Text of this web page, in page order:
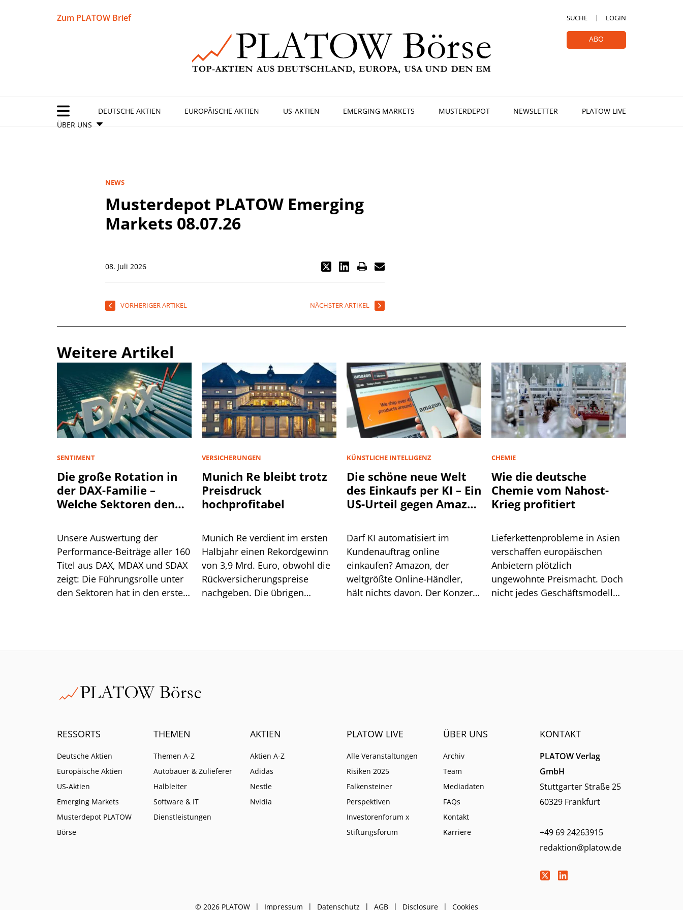
Zum PLATOW Brief SUCHE LOGIN
ABO
DEUTSCHE AKTIEN EUROPÄISCHE AKTIEN US-AKTIEN EMERGING MARKETS MUSTERDEPOT NEWSLETTER
PLATOW LIVE
ÜBER UNS
NEWS
Musterdepot PLATOW Emerging
Markets 08.07.26
08. Juli 2026
VORHERIGER ARTIKEL NÄCHSTER ARTIKEL
Weitere Artikel
SENTIMENT
Die große Rotation in
der DAX-Familie –
Welche Sektoren den
Unsere Auswertung der
Performance-Beiträge aller 160
Titel aus DAX, MDAX und SDAX
zeigt: Die Führungsrolle unter
den Sektoren hat in den ersten
VERSICHERUNGEN
Munich Re bleibt trotz
Preisdruck
hochprofitabel
Munich Re verdient im ersten
Halbjahr einen Rekordgewinn
von 3,9 Mrd. Euro, obwohl die
Rückversicherungspreise
nachgeben. Die übrigen
KÜNSTLICHE INTELLIGENZ
Die schöne neue Welt
des Einkaufs per KI – Ein
US-Urteil gegen Amazon
schwerwiegende Folgen
haben
Darf KI automatisiert im
Kundenauftrag online
einkaufen? Amazon, der
weltgrößte Online-Händler,
hält nichts davon. Der Konzern
CHEMIE
Wie die deutsche
Chemie vom Nahost-
Krieg profitiert
Lieferkettenprobleme in Asien
verschaffen europäischen
Anbietern plötzlich
ungewohnte Preismacht. Doch
nicht jedes Geschäftsmodell
RESSORTS
Deutsche Aktien
Europäische Aktien
US-Aktien
Emerging Markets
Musterdepot PLATOW
Börse
THEMEN
Themen A-Z
Autobauer & Zulieferer
Halbleiter
Software & IT
Dienstleistungen
AKTIEN
Aktien A-Z
Adidas
Nestle
Nvidia
PLATOW LIVE
Alle Veranstaltungen
Risiken 2025
Falkensteiner
Perspektiven
Investorenforum x
Stiftungsforum
ÜBER UNS
Archiv
Team
Mediadaten
FAQs
Kontakt
Karriere
KONTAKT
PLATOW Verlag
GmbH
Stuttgarter Straße 25
60329 Frankfurt
+49 69 24263915
redaktion@platow.de
© 2026 PLATOW Impressum Datenschutz AGB Disclosure Cookies